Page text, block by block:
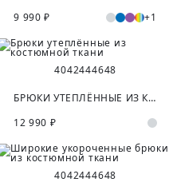
9 990 ₽
+1
4042444648
БРЮКИ УТЕПЛЁННЫЕ ИЗ КОСТЮМНОЙ ТКАНИ
12 990 ₽
4042444648